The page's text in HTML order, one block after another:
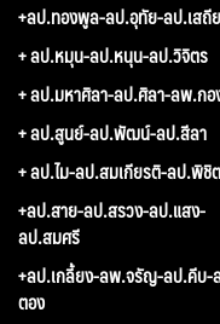
+ลป.ทองพูล-ลป.อุทัย-ลป.เสถี
+ ลป.หมุน-ลป.หนุน-ลป.วิจิตร
+ ลป.มหาศิลา-ลป.ศิลา-ลพ.ก
+ ลป.สูนย์-ลป.พัฒน์-ลป.สีลา
+ ลป.ไม-ลป.สมเกียรติ-ลป.พิชิต
+ลป.สาย-ลป.สรวง-ลป.แสง-
ลป.สมศรี
+ลป.เกลี้ยง-ลพ.จรัญ-ลป.คีบ-
ตอง